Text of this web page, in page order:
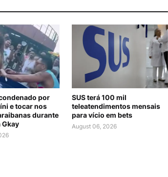
por
e tocar nos
durante
Gkay
SUS terá 100 mil
teleatendimentos mensais
para vício em bets
August 06, 2026